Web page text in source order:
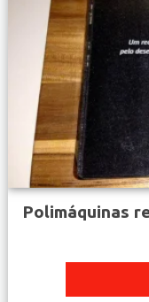
Polimáquinas